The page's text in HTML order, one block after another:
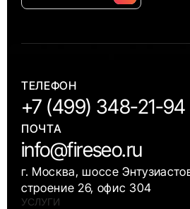
ТЕЛЕФОН
+7 (499) 348-21-94
ПОЧТА
info@fireseo.ru
г. Москва, шоссе
строение 26, офис 304
УСЛУГИ